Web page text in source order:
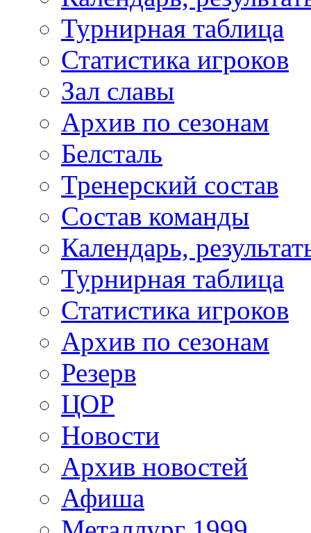
Турнирная таблица
Статистика игроков
Зал славы
Архив по сезонам
Белсталь
Тренерский состав
Состав команды
Календарь,
Турнирная таблица
Статистика игроков
Архив по сезонам
Резерв
ЦОР
Новости
Архив новостей
Афиша